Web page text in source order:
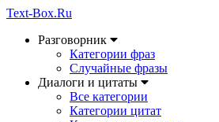
Text-Box.Ru
Разговорник
Категории фраз
Случайные фразы
Диалоги и цитаты
Все категории
Категории цитат